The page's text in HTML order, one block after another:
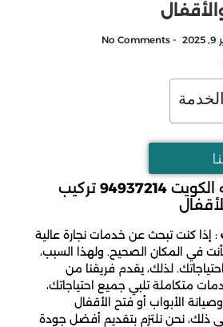
-
الكويت
تركيب
: إذا كنت تبحث عن خدمات نجارة عالية
في المكان الصحيح. ولهذا السبب،
لذلك، يقدم فريقنا من
متكاملة تلبي جميع احتياجاتك،
الأبواب أو فتح الأقفال
ذلك، نحن نلتزم بتقديم أفضل جودة